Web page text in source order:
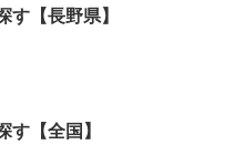
【長野県】
【全国】